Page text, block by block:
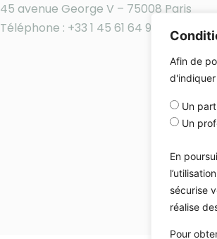
Afin de
Un
Un
En
sécurise
réalise
Pour
45 avenue George V – 75008 Paris
Téléphone : +33 1 45 61 64 90